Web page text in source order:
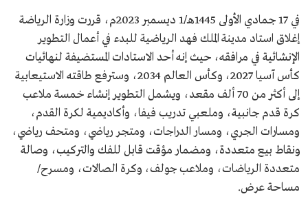
في 17 جمادي الأولى 1445هـ/1 ديسمبر 2023م، قررت وزارة الرياضة
إغلاق استاد مدينة الملك فهد الرياضية للبدء في أعمال التطوير
الإنشائية في مرافقه، حيث إنه أحد الاستادات المستضيفة لنهائيات
كأس آسيا 2027، وكأس العالم 2034، وسترفع طاقته الاستيعابية
إلى أكثر من 70 ألف مقعد، ويشمل التطوير إنشاء خمسة ملاعب
كرة قدم جانبية، وملعبي تدريب فيفا، وأكاديمية لكرة القدم،
ومسارات الجري، ومسار الدراجات، ومتجر رياضي، ومتحف رياضي،
ونقاط بيع متعددة، ومضمار مؤقت قابل للفك والتركيب، وصالة
متعددة الرياضات، وملاعب جولف، وكرة الصالات، ومسرح/
مساحة عرض.